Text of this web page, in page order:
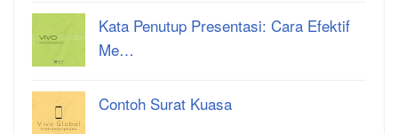
Kata Penutup Presentasi: Cara Efektif
Me…
Contoh Surat Kuasa